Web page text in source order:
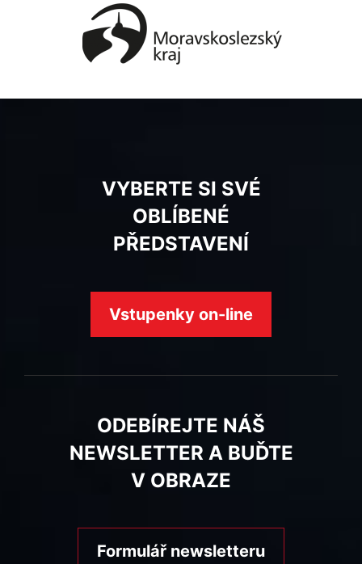
VYBERTE SI SVÉ
OBLÍBENÉ
PŘEDSTAVENÍ
Vstupenky on-line
ODEBÍREJTE NÁŠ
NEWSLETTER A BUĎTE
V OBRAZE
Formulář newsletteru